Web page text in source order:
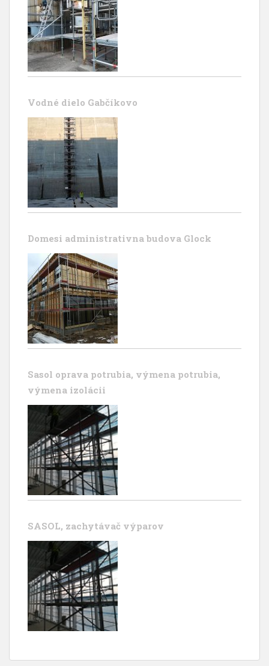
Vodné dielo Gabčíkovo
Domesi administrativna budova Glock
Sasol oprava potrubia, výmena potrubia,
výmena izolácii
SASOL, zachytávač výparov